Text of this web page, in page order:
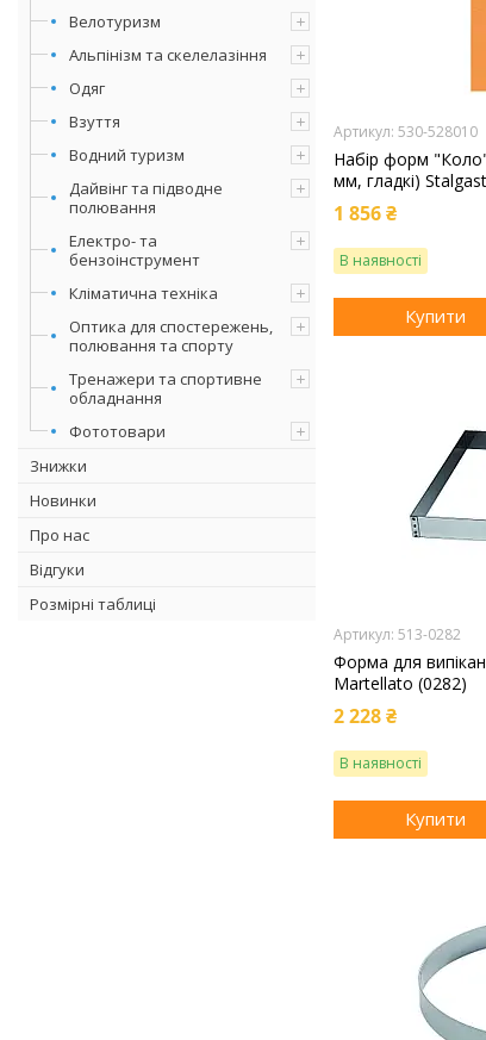
Велотуризм
Альпінізм та скелелазіння
Одяг
Взуття
Водний туризм
Дайвінг та підводне
полювання
Електро- та
бензоінструмент
Кліматична техніка
Оптика для спостережень,
полювання та спорту
Тренажери та спортивне
обладнання
Фототовари
Знижки
Новинки
Про нас
Відгуки
Розмірні таблиці
530-528010
Набір форм
мм, гладкі)
1 856 ₴
В наявності
Купити
513-0282
Форма для
Martellato (0282)
2 228 ₴
В наявності
Купити